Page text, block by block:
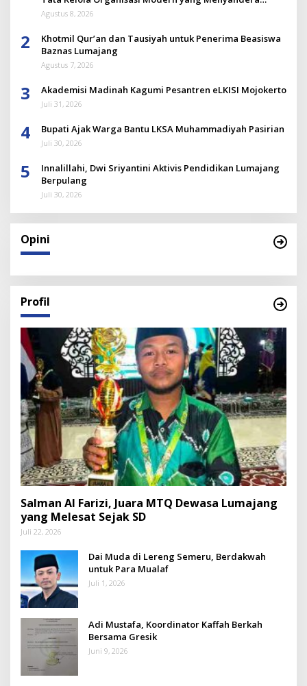
Dirinya
Agustus 8, 2026
2
Khotmil Qur’an dan Tausiyah untuk Penerima Beasiswa
Baznas Lumajang
Agustus 7, 2026
3 Akademisi Madinah Kagumi Pesantren eLKISI Mojokerto
Juli 31, 2026
4 Bupati Ajak Warga Bantu LKSA Muhammadiyah Pasirian
Juli 30, 2026
5
Innalillahi, Dwi Sriyantini Aktivis Pendidikan Lumajang
Berpulang
Juli 30, 2026
Opini
Profil
Salman Al Farizi, Juara MTQ Dewasa Lumajang
yang Melesat Sejak SD
Juli 22, 2026
Dai Muda di Lereng Semeru, Berdakwah
untuk Para Mualaf
Juli 1, 2026
Adi Mustafa, Koordinator Kaffah Berkah
Bersama Gresik
Juni 9, 2026